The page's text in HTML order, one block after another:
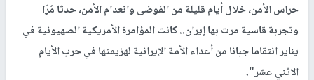
حراس الأمن، خلال أيام قليلة من الفوضى وانعدام الأمن، حدثا مُرّا
وتجربة قاسية مرت بها إيران.. كانت المؤامرة الأمريكية الصهيونية في
يناير انتقاما جبانا من أعداء الأمة الإيرانية لهزيمتها في حرب الأيام
الاثني عشر".